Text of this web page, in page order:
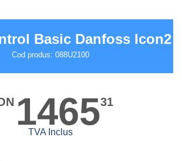
Basic Danfoss Icon2
Cod produs: 088U2100
146531
TVA Inclus